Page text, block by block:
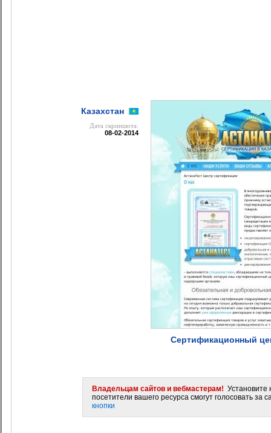
Казахстан
Дата cкриншота:
08-02-2014
Сертификационный
Владельцам сайтов и вебмастерам! Установите
посетители вашего ресурса смогут голосовать за
кнопки